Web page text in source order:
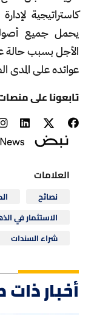
كاستراتيجية
يحمل جميع أصوله
الأجل بسبب حالة
عوائده على المدى
تابعونا على
العلامات
نصائح
الاستثمار في
شراء السندات
أخبار